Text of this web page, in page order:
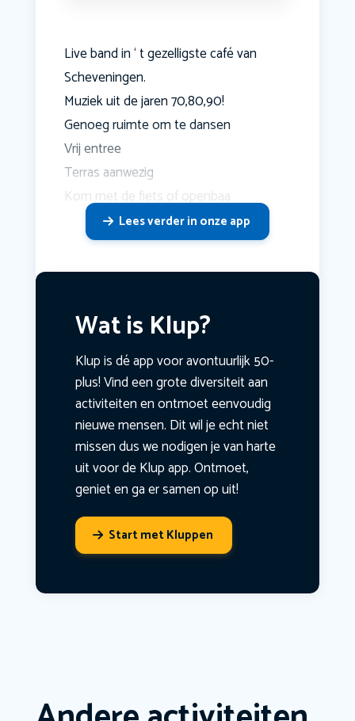
Live band in ‘ t gezelligste café van
Scheveningen.
Muziek uit de jaren 70,80,90!
Genoeg ruimte om te dansen
Vrij entree
Terras aanwezig
Kom met de fiets of openbaa
Lees verder in onze app
Wat is Klup?
Klup is dé app voor avontuurlijk 50-
plus! Vind een grote diversiteit aan
activiteiten en ontmoet eenvoudig
nieuwe mensen. Dit wil je echt niet
missen dus we nodigen je van harte
uit voor de Klup app. Ontmoet,
geniet en ga er samen op uit!
Start met Kluppen